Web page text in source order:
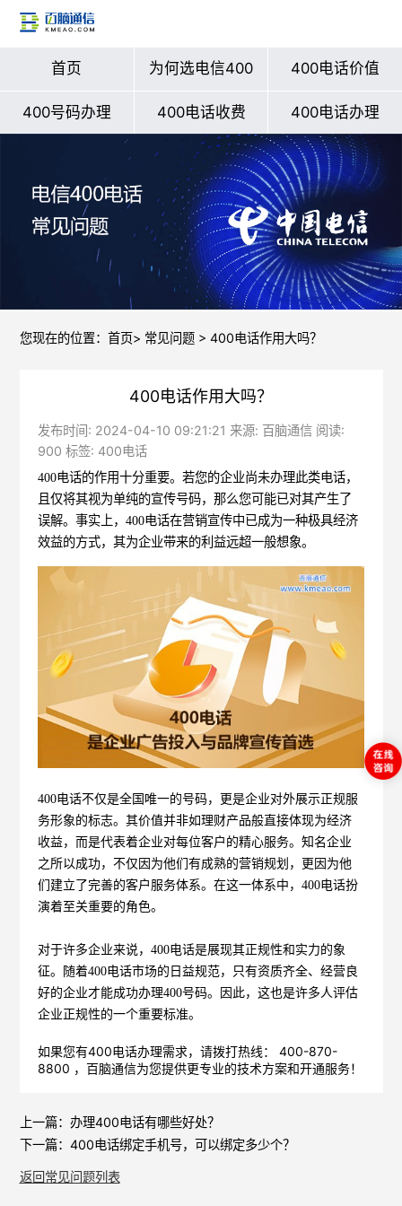
首页 为何选电信400 400电话价值
400号码办理 400电话收费 400电话办理
您现在的位置： 首页> 常见问题> 400电话作用大吗？
400电话作用大吗？
发布时间: 2024-04-10 09:21:21 来源: 百脑通信 阅读:
900 标签: 400电话
400电话的作用十分重要。若您的企业尚未办理此类电话，
且仅将其视为单纯的宣传号码，那么您可能已对其产生了
误解。事实上，400电话在营销宣传中已成为一种极具经济
效益的方式，其为企业带来的利益远超一般想象。
400电话不仅是全国唯一的号码，更是企业对外展示正规服
务形象的标志。其价值并非如理财产品般直接体现为经济
收益，而是代表着企业对每位客户的精心服务。知名企业
之所以成功，不仅因为他们有成熟的营销规划，更因为他
们建立了完善的客户服务体系。在这一体系中，400电话扮
演着至关重要的角色。
对于许多企业来说，400电话是展现其正规性和实力的象
征。随着400电话市场的日益规范，只有资质齐全、经营良
好的企业才能成功办理400号码。因此，这也是许多人评估
企业正规性的一个重要标准。
如果您有400电话办理需求，请拨打热线： 400-870-
8800 ，百脑通信为您提供更专业的技术方案和开通服务！
上一篇： 办理400电话有哪些好处？
下一篇： 400电话绑定手机号，可以绑定多少个？
返回常见问题列表